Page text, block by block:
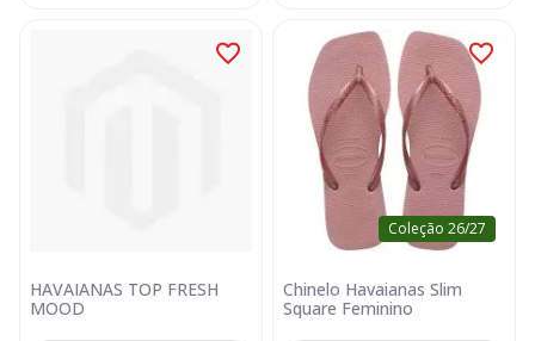
HAVAIANAS TOP FRESH
MOOD
Coleção 26/27
Chinelo Havaianas Slim
Square Feminino